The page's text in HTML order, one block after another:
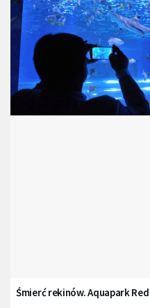
Śmierć rekinów. Aquapark